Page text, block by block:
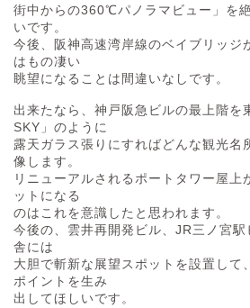
街中からの360℃パノラマビュー」を
いです。
今後、阪神高速湾岸線のベイブリッジ
はもの凄い
眺望になることは間違いなしです。
出来たなら、神戸阪急ビルの最上階を
SKY」のように
露天ガラス張りにすればどんな観光名
像します。
リニューアルされるポートタワー屋上
ットになる
のはこれを意識したと思われます。
今後の、雲井再開発ビル、JR三ノ宮
舎には
大胆で斬新な展望スポットを設置して
ポイントを生み
出してほしいです。